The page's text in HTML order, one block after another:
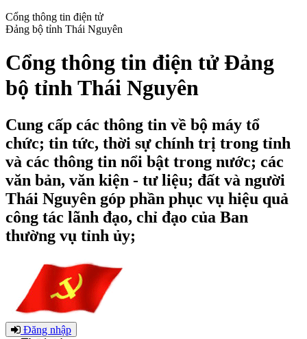
Cổng thông tin điện tử
Đảng bộ tỉnh Thái Nguyên
Cổng thông tin điện tử Đảng
bộ tỉnh Thái Nguyên
Cung cấp các thông tin về bộ máy tổ
chức; tin tức, thời sự chính trị trong tỉnh
và các thông tin nổi bật trong nước; các
văn bản, văn kiện - tư liệu; đất và người
Thái Nguyên góp phần phục vụ hiệu quả
công tác lãnh đạo, chỉ đạo của Ban
thường vụ tỉnh ủy;
Đăng nhập